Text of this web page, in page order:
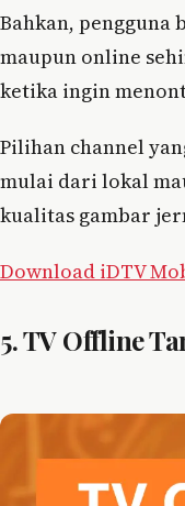
Bahkan, pengguna
maupun online
ketika ingin
Pilihan channel
mulai dari lokal
kualitas gambar
Download iDTV
5. TV Offline